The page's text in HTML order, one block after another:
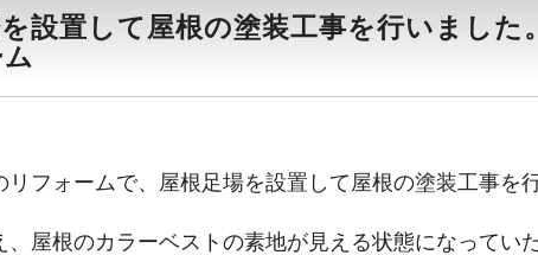
を設置して屋根の塗装工事を行いまし
リフォームで、屋根足場を設置して屋根の塗装工事を
、屋根のカラーベストの素地が見える状態になってい